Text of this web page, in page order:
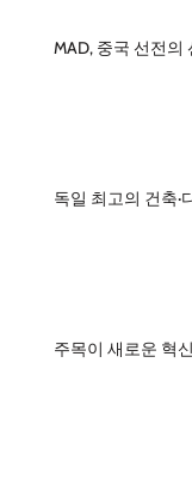
MAD, 중국 선전
독일 최고의 건축·
주목이 새로운 혁